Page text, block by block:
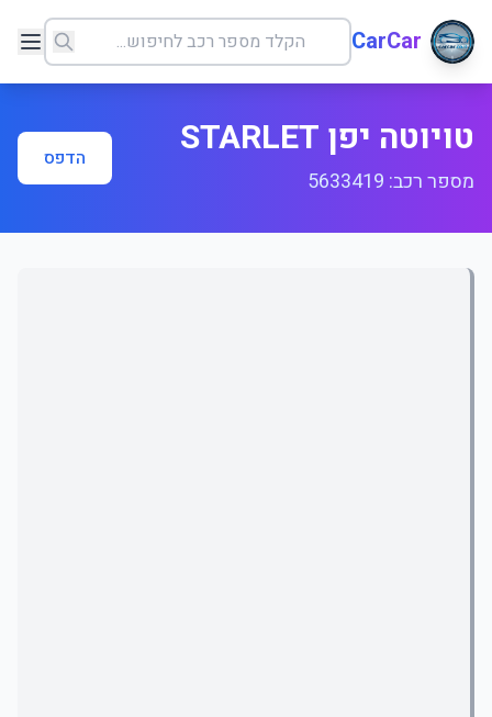
CarCar
טויוטה יפן STARLET
מספר רכב: 5633419
הדפס